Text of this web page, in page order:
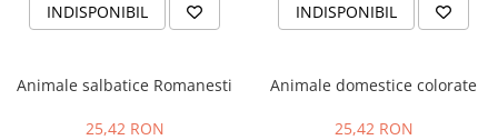
INDISPONIBIL INDISPONIBIL
Animale salbatice Romanesti
25,42 RON
Animale domestice colorate
25,42 RON